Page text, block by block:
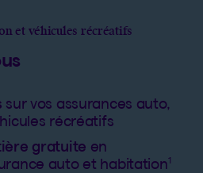
et véhicules récréatifs
sur vos assurances auto,
récréatifs
gratuite en
auto et habitation1